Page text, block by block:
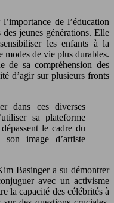
de l’éducation
jeunes générations. Elle
les enfants à la
modes de vie plus durables.
de sa compréhension des
d’agir sur plusieurs fronts
dans ces diverses
sa plateforme
le cadre du
son image d’artiste
Basinger a su démontrer
avec un activisme
la capacité des célébrités à